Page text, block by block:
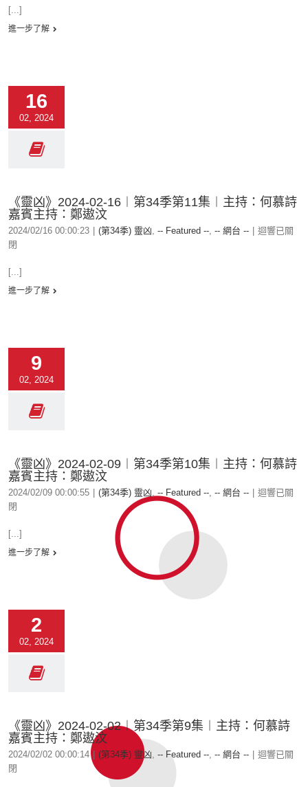
[...]
進一步了解
16
02, 2024
《靈凶》2024-02-16︱第34季第11集︱主持：何慕詩
嘉賓主持：鄭遨汶
2024/02/16 00:00:23 (第34季) 靈凶, -- Featured --, -- 網台 --
迴響已關
閉
[...]
進一步了解
9
02, 2024
《靈凶》2024-02-09︱第34季第10集︱主持：何慕詩
嘉賓主持：鄭遨汶
2024/02/09 00:00:55 (第34季) 靈凶, -- Featured --, -- 網台 --
迴響已關
閉
[...]
進一步了解
2
02, 2024
《靈凶》2024-02-02︱第34季第9集︱主持：何慕詩
嘉賓主持：鄭遨汶
2024/02/02 00:00:14 (第34季) 靈凶, -- Featured --, -- 網台 --
迴響已關
閉